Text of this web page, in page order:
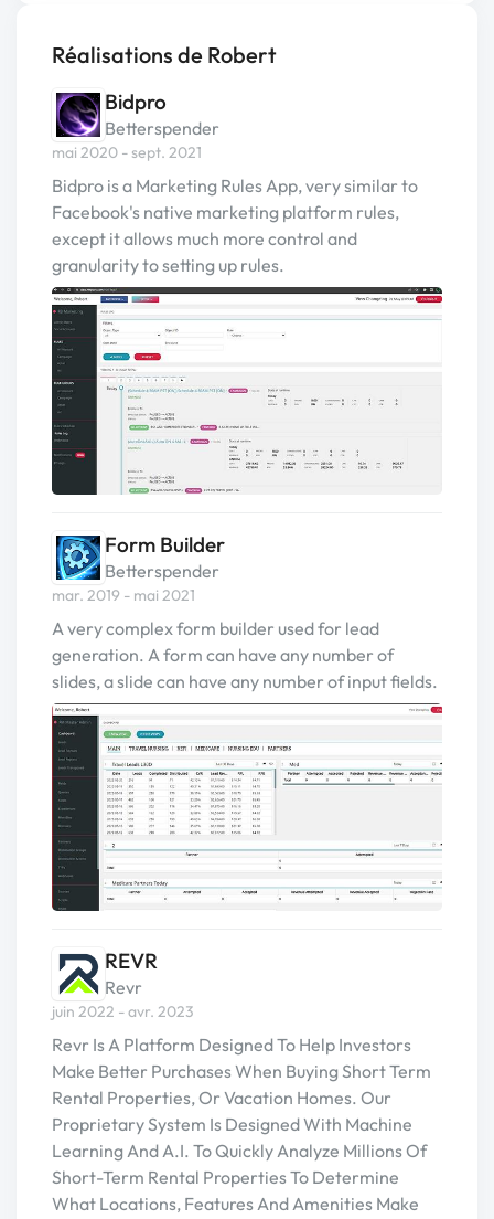
Réalisations de Robert
Bidpro
Betterspender
mai 2020 - sept. 2021
Bidpro is a Marketing Rules App, very similar to
Facebook's native marketing platform rules,
except it allows much more control and
granularity to setting up rules.
Form Builder
Betterspender
mar. 2019 - mai 2021
A very complex form builder used for lead
generation. A form can have any number of
slides, a slide can have any number of input fields.
REVR
Revr
juin 2022 - avr. 2023
Revr Is A Platform Designed To Help Investors
Make Better Purchases When Buying Short Term
Rental Properties, Or Vacation Homes. Our
Proprietary System Is Designed With Machine
Learning And A.I. To Quickly Analyze Millions Of
Short-Term Rental Properties To Determine
What Locations, Features And Amenities Make